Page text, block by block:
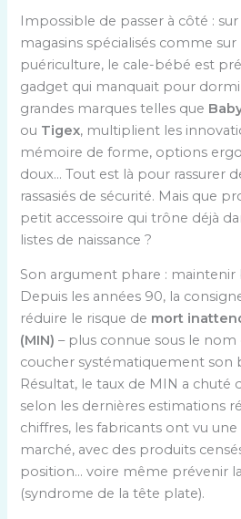
Impossible de passer à côté :
magasins spécialisés comme sur
puériculture, le cale-bébé est
gadget qui manquait pour
grandes marques telles que
ou Tigex, multiplient les
mémoire de forme, options
doux… Tout est là pour rassurer
rassasiés de sécurité. Mais que
petit accessoire qui trône déjà
listes de naissance ?
Son argument phare : maintenir
Depuis les années 90, la
réduire le risque de mort
(MIN) – plus connue sous le nom
coucher systématiquement son
Résultat, le taux de MIN a chuté
selon les dernières estimations
chiffres, les fabricants ont vu
marché, avec des produits
position… voire même prévenir la
(syndrome de la tête plate).